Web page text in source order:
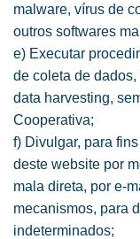
malware, vírus de
outros softwares
e) Executar
de coleta de
data harvesting,
Cooperativa;
f) Divulgar, para
deste website por
mala direta, por e-
mecanismos, para
indeterminados;